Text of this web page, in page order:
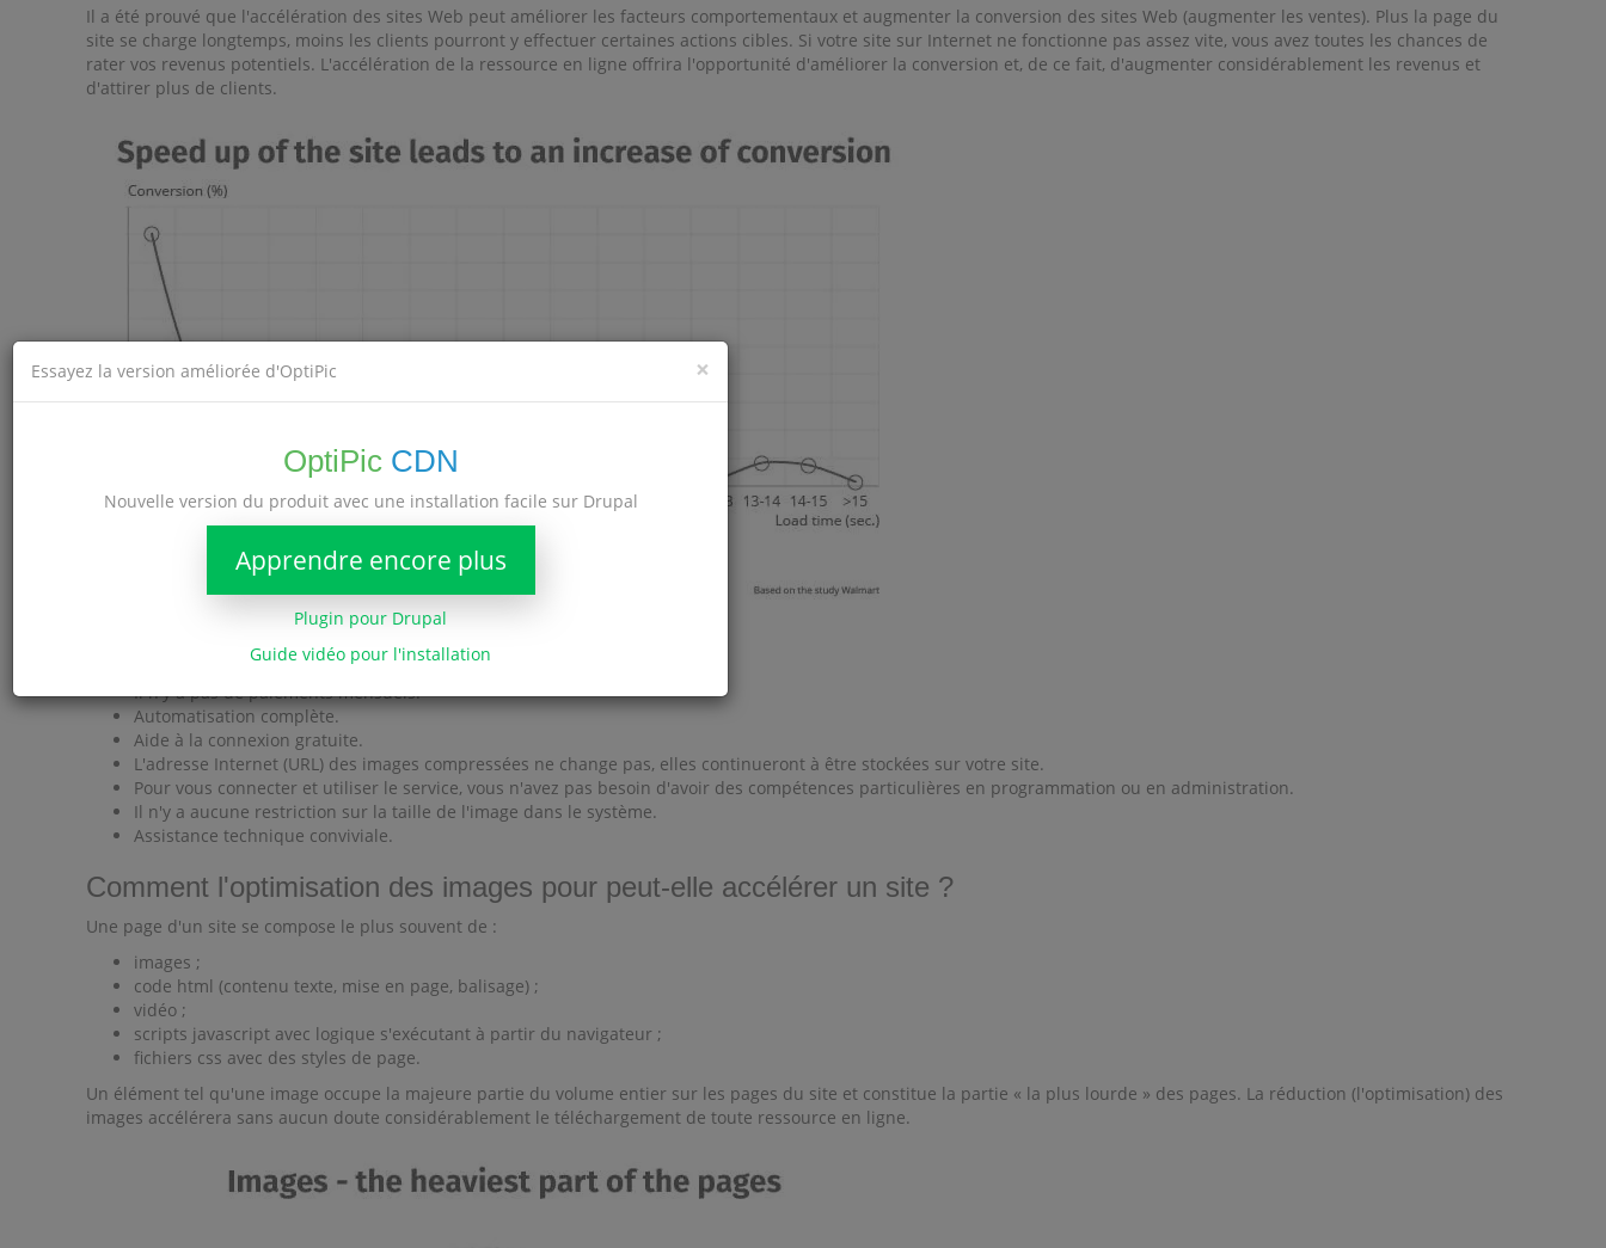
Il a été prouvé que l'accélération des sites Web peut améliorer les facteurs comportementaux et augmenter la conversion des sites Web (augmenter les ventes). Plus la page du
site se charge longtemps, moins les clients pourront y effectuer certaines actions cibles. Si votre site sur Internet ne fonctionne pas assez vite, vous avez toutes les chances de
rater vos revenus potentiels. L'accélération de la ressource en ligne offrira l'opportunité d'améliorer la conversion et, de ce fait, d'augmenter considérablement les revenus et
d'attirer plus de clients.
Avantages OptiPic
Il n'y a pas de paiements mensuels.
Automatisation complète.
Aide à la connexion gratuite.
L'adresse Internet (URL) des images compressées ne change pas, elles continueront à être stockées sur votre site.
Pour vous connecter et utiliser le service, vous n'avez pas besoin d'avoir des compétences particulières en programmation ou en administration.
Il n'y a aucune restriction sur la taille de l'image dans le système.
Assistance technique conviviale.
Comment l'optimisation des images pour peut-elle accélérer un site ?
Une page d'un site se compose le plus souvent de :
images ;
code html (contenu texte, mise en page, balisage) ;
vidéo ;
scripts javascript avec logique s'exécutant à partir du navigateur ;
fichiers css avec des styles de page.
Un élément tel qu'une image occupe la majeure partie du volume entier sur les pages du site et constitue la partie « la plus lourde » des pages. La réduction (l'optimisation) des
images accélérera sans aucun doute considérablement le téléchargement de toute ressource en ligne.
×
Essayez la version améliorée d'OptiPic
OptiPic CDN
Nouvelle version du produit avec une installation facile sur Drupal
Apprendre encore plus
Plugin pour Drupal
Guide vidéo pour l'installation